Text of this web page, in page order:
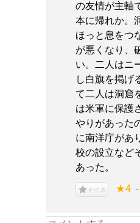
の友情が主軸
本に帰れか。
ほっと息をつ
が悪くなり、
い。二人はニ
し白旗を掲げ
て二人は洞窟
は米軍に保護
やりがあった
に南洋庁があ
校の設立など
あった。
ナイス ★4